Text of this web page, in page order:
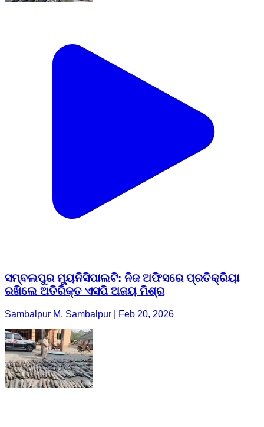
ସମ୍ବଲପୁର ମ୍ୟୁନିସିପାଲଟି: ନିଜ ଅଫିସରେ ପ୍ରତିକ୍ରିୟା
ରଖିଲେ ଅତିରିକ୍ତ ଏସପି ଅଜୟ ମିଶ୍ର
Sambalpur M, Sambalpur | Feb 20, 2026